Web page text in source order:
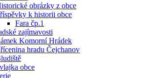
obrázky z obce
k historii obce
Fara čp.1
zajímavosti
Komorní Hrádek
hradu Čejchanov
obce